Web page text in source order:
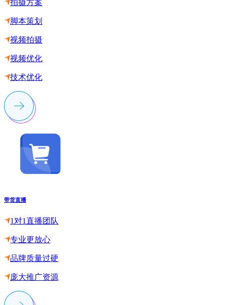
拍摄方案
脚本策划
视频拍摄
视频优化
技术优化
带货直播
1对1直播团队
专业更放心
品牌质量过硬
庞大推广资源